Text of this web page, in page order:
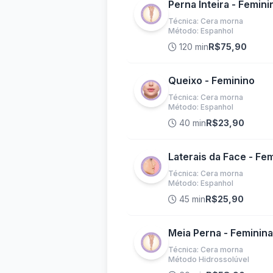
Perna Inteira -
Técnica: Cera morna
Método: Espanhol
120 minR$75,90
Queixo - Feminino
Técnica: Cera morna
Método: Espanhol
40 minR$23,90
Laterais da Face -
Técnica: Cera morna
Método: Espanhol
45 minR$25,90
Meia Perna - Feminina
Técnica: Cera morna
Método Hidrossolúvel